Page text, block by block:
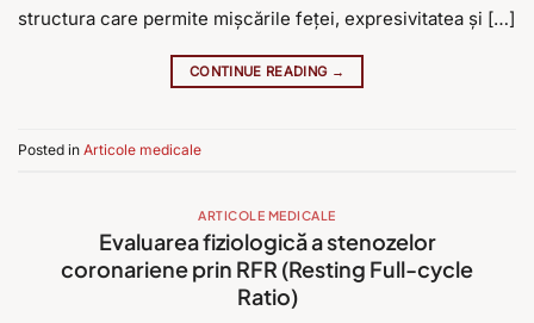
structura care permite mișcările feței, expresivitatea și […]
CONTINUE READING →
Posted in Articole medicale
ARTICOLE MEDICALE
Evaluarea fiziologică a stenozelor
coronariene prin RFR (Resting Full-cycle
Ratio)